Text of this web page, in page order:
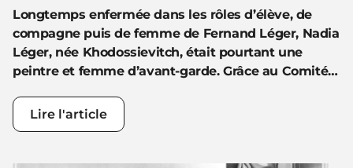
Longtemps enfermée dans les rôles d’élève, de
compagne puis de femme de Fernand Léger, Nadia
Léger, née Khodossievitch, était pourtant une
peintre et femme d’avant-garde. Grâce au Comité…
Lire l'article